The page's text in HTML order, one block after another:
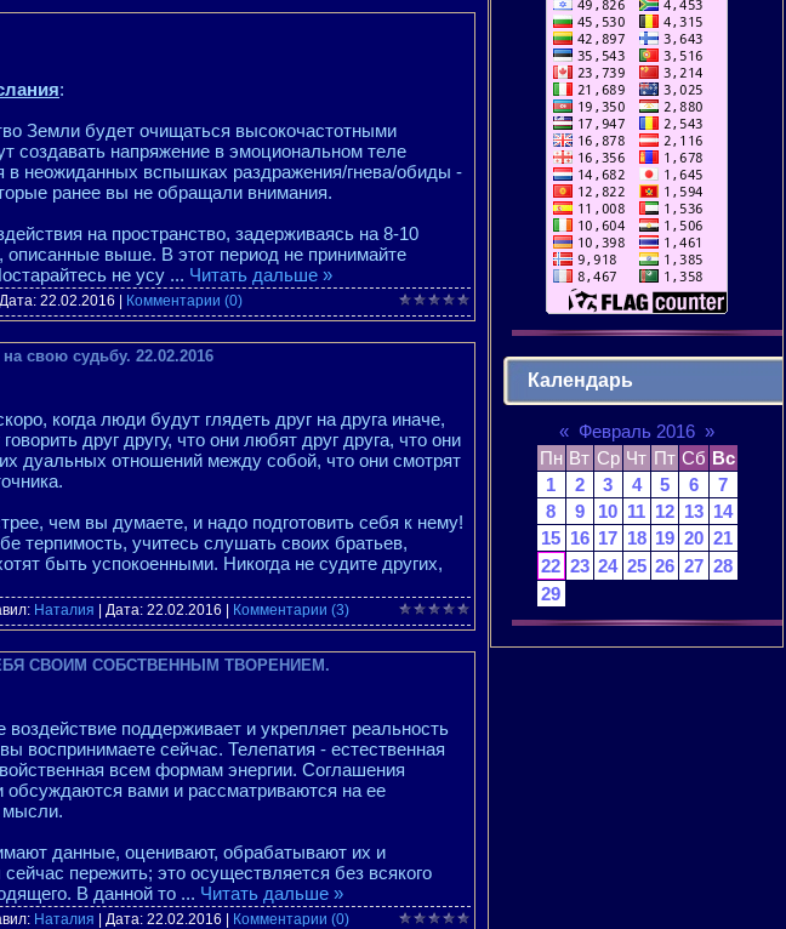
:
Земли будет очищаться высокочастотными
создавать напряжение в эмоциональном теле
в неожиданных вспышках раздражения/гнева/обиды -
ранее вы не обращали внимания.
на пространство, задерживаясь на 8-10
описанные выше. В этот период не принимайте
не усу ... Читать дальше »
Дата: 22.02.2016 Комментарии (0)
свою судьбу. 22.02.2016
когда люди будут глядеть друг на друга иначе,
друг другу, что они любят друг друга, что они
дуальных отношений между собой, что они смотрят
чем вы думаете, и надо подготовить себя к нему!
терпимость, учитесь слушать своих братьев,
быть успокоенными. Никогда не судите других,
Наталия | Дата: 22.02.2016 Комментарии (3)
СВОИМ СОБСТВЕННЫМ ТВОРЕНИЕМ.
воздействие поддерживает и укрепляет реальность
воспринимаете сейчас. Телепатия - естественная
всем формам энергии. Соглашения
обсуждаются вами и рассматриваются на ее
мысли.
данные, оценивают, обрабатывают их и
пережить; это осуществляется без всякого
В данной то ... Читать дальше »
Наталия | Дата: 22.02.2016 Комментарии (0)
Календарь
« Февраль 2016 »
Пн Вт Ср Чт Пт Сб Вс
1
2 3 4 5 6
7
8
9 10 11 12 13 14
15 16 17 18 19 20 21
22 23 24 25 26 27 28
29